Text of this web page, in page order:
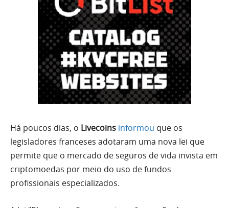
Há poucos dias, o Livecoins informou que os
legisladores franceses adotaram uma nova lei que
permite que o mercado de seguros de vida invista em
criptomoedas por meio do uso de fundos
profissionais especializados.